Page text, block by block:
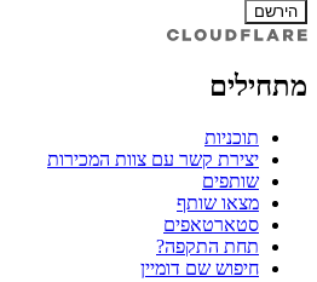
הירשם
מתחילים
תוכניות
יצירת קשר עם צוות המכירות
שותפים
מצאו שותף
סטארטאפים
תחת התקפה?
חיפוש שם דומיין